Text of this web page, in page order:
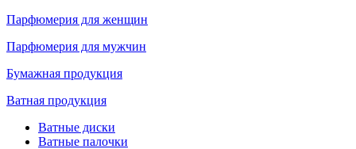
Парфюмерия для женщин
Парфюмерия для мужчин
Бумажная продукция
Ватная продукция
Ватные диски
Ватные палочки